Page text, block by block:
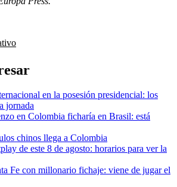
en la posesión presidencial: los
jornada
en Colombia ficharía en Brasil: está
chinos llega a Colombia
de este 8 de agosto: horarios para ver la
Fe con millonario fichaje: viene de jugar el